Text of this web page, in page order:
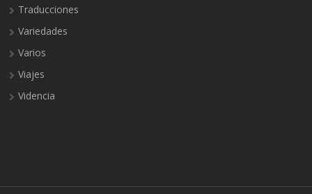
Traducciones
Variedades
Varios
Viajes
Videncia